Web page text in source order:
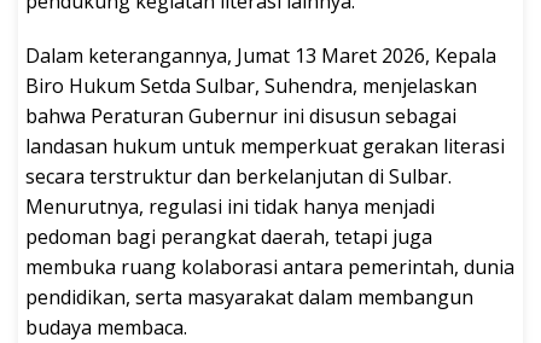
Dalam keterangannya, Jumat 13 Maret 2026, Kepala
Biro Hukum Setda Sulbar, Suhendra, menjelaskan
bahwa Peraturan Gubernur ini disusun sebagai
landasan hukum untuk memperkuat gerakan literasi
secara terstruktur dan berkelanjutan di Sulbar.
Menurutnya, regulasi ini tidak hanya menjadi
pedoman bagi perangkat daerah, tetapi juga
membuka ruang kolaborasi antara pemerintah, dunia
pendidikan, serta masyarakat dalam membangun
budaya membaca.